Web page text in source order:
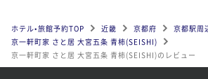
ホテル•旅館予約TOP 近畿 京都府
京都駅周
京一軒町家 さと居 大宮五条 青柿(SEISHI)
京一軒町家 さと居 大宮五条 青柿(SEISHI)のレビュー